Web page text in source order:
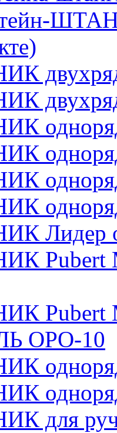
Лидер
Pubert
Pubert
ОРО-10
для